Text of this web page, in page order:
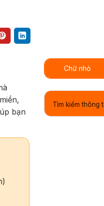
bạn
Chữ nhỏ